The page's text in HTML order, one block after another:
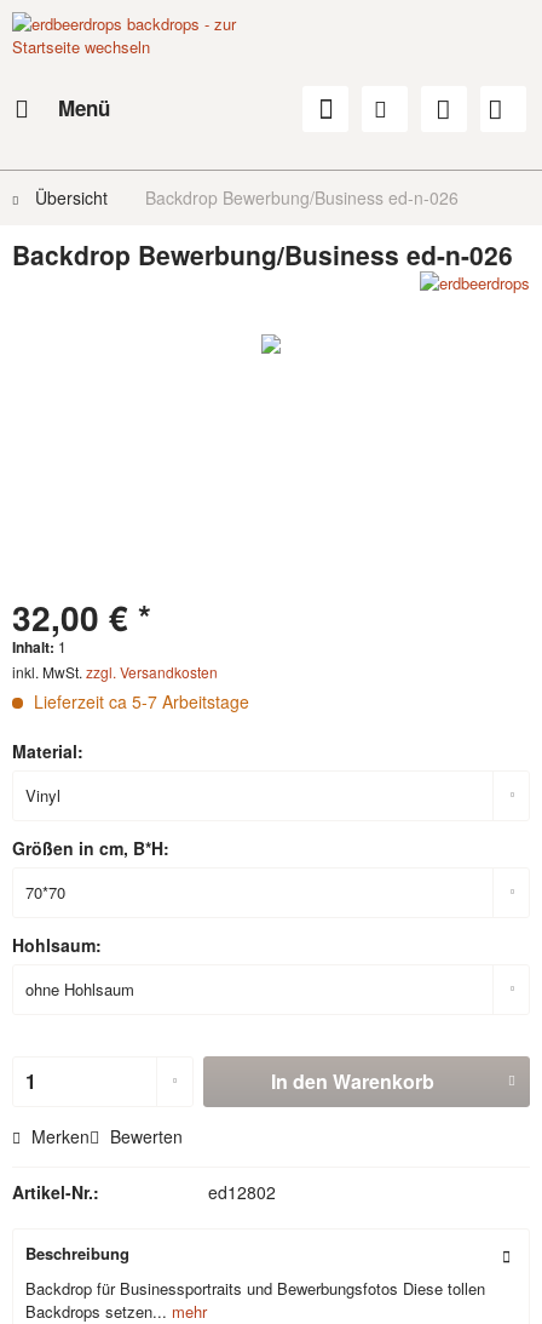
Menü
Übersicht Backdrop Bewerbung/Business ed-n-026
Backdrop Bewerbung/Business ed-n-026
32,00 € *
Inhalt: 1
inkl. MwSt. zzgl. Versandkosten
Lieferzeit ca 5-7 Arbeitstage
Material:
Größen in cm, B*H:
Hohlsaum:
In den Warenkorb
Merken Bewerten
Artikel-Nr.: ed12802
Beschreibung
Backdrop für Businessportraits und Bewerbungsfotos Diese tollen
Backdrops setzen... mehr